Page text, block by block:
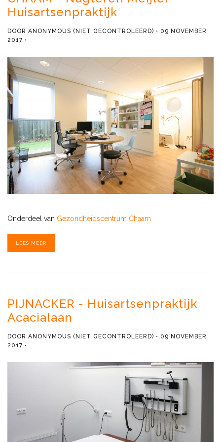
Huisartsenpraktijk
DOOR ANONYMOUS (NIET GECONTROLEERD)
09 NOVEMBER
2017
Onderdeel van Gezondheidscentrum Chaam
LEES MEER
PIJNACKER - Huisartsenpraktijk
Acacialaan
DOOR ANONYMOUS (NIET GECONTROLEERD)
09 NOVEMBER
2017